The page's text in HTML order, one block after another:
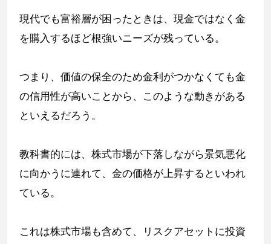
現代でも富裕層が困ったときは、現金ではなく金
を購入するほど根強いニーズが残っている。
つまり、価値の保全のため金利がつかなくても金
の信用性が高いことから、このような動きがある
といえるだろう。
教科書的には、株式市場が下落しながら景気悪化
に向かうに連れて、金の価格が上昇するといわれ
ている。
これは株式市場も含めて、リスクアセットに投資